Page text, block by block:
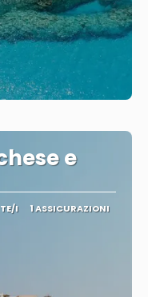
e
I 1 ASSICURAZIONI